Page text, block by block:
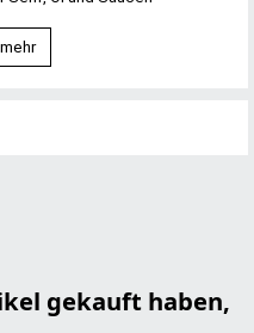
gekauft haben,